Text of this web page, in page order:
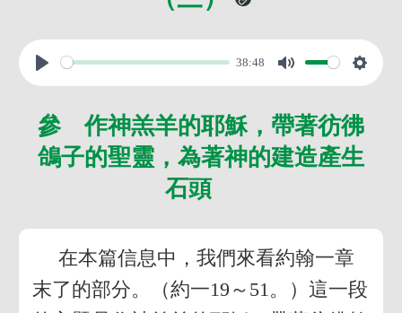
38:48
參 作神羔羊的耶穌，帶著彷彿
鴿子的聖靈，為著神的建造產生
石頭
在本篇信息中，我們來看約翰一章
末了的部分。（約一19～51。）這一段